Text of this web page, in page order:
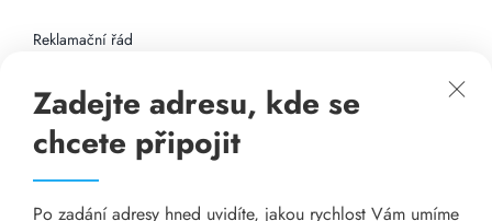
Reklamační řád
Připojení k internetu
Odkazy
Katalog A-seznam.cz
Zadejte adresu, kde se
chcete připojit
Po zadání adresy hned uvidíte, jakou rychlost Vám umíme